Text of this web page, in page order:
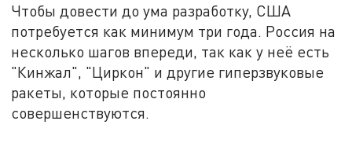
Чтобы довести до ума разработку, США
потребуется как минимум три года. Россия на
несколько шагов впереди, так как у неё есть
"Кинжал", "Циркон" и другие гиперзвуковые
ракеты, которые постоянно
совершенствуются.